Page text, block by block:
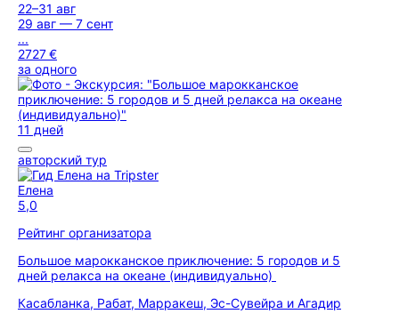
22–31 авг
29 авг — 7 сент
...
2727 €
за одного
11 дней
авторский тур
Елена
5,0
Рейтинг организатора
Большое марокканское приключение: 5 городов и 5
дней релакса на океане (индивидуально)
Касабланка, Рабат, Марракеш, Эс-Сувейра и Агадир